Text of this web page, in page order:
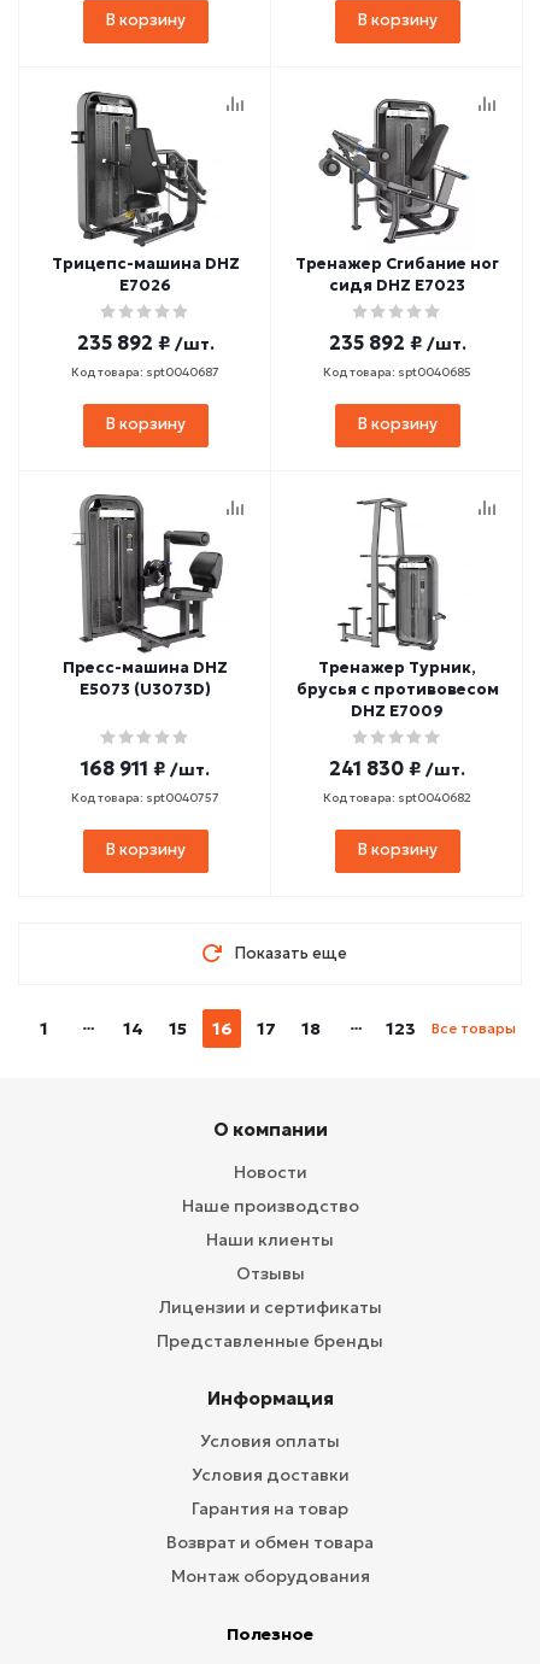
В корзину В корзину
Трицепс-машина DHZ
E7026
235 892 ₽ /шт.
Код товара: spt0040687
В корзину
Тренажер Сгибание ног
сидя DHZ E7023
235 892 ₽ /шт.
Код товара: spt0040685
В корзину
Пресс-машина DHZ
E5073 (U3073D)
168 911 ₽ /шт.
Код товара: spt0040757
В корзину
Тренажер Турник,
брусья с противовесом
DHZ E7009
241 830 ₽ /шт.
Код товара: spt0040682
В корзину
Показать еще
1 14 15 16 17 18 123 Все товары
О компании
Новости
Наше производство
Наши клиенты
Отзывы
Лицензии и сертификаты
Представленные бренды
Информация
Условия оплаты
Условия доставки
Гарантия на товар
Возврат и обмен товара
Монтаж оборудования
Полезное